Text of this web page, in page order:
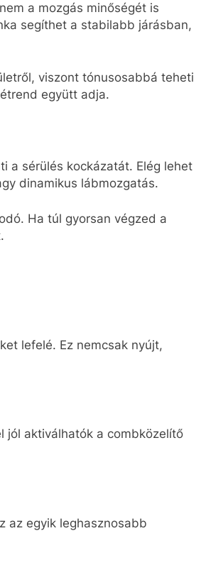
a mozgás minőségét is
segíthet a stabilabb járásban,
viszont tónusosabbá teheti
együtt adja.
a sérülés kockázatát. Elég lehet
dinamikus lábmozgatás.
Ha túl gyorsan végzed a
lefelé. Ez nemcsak nyújt,
jól aktiválhatók a combközelítő
az egyik leghasznosabb